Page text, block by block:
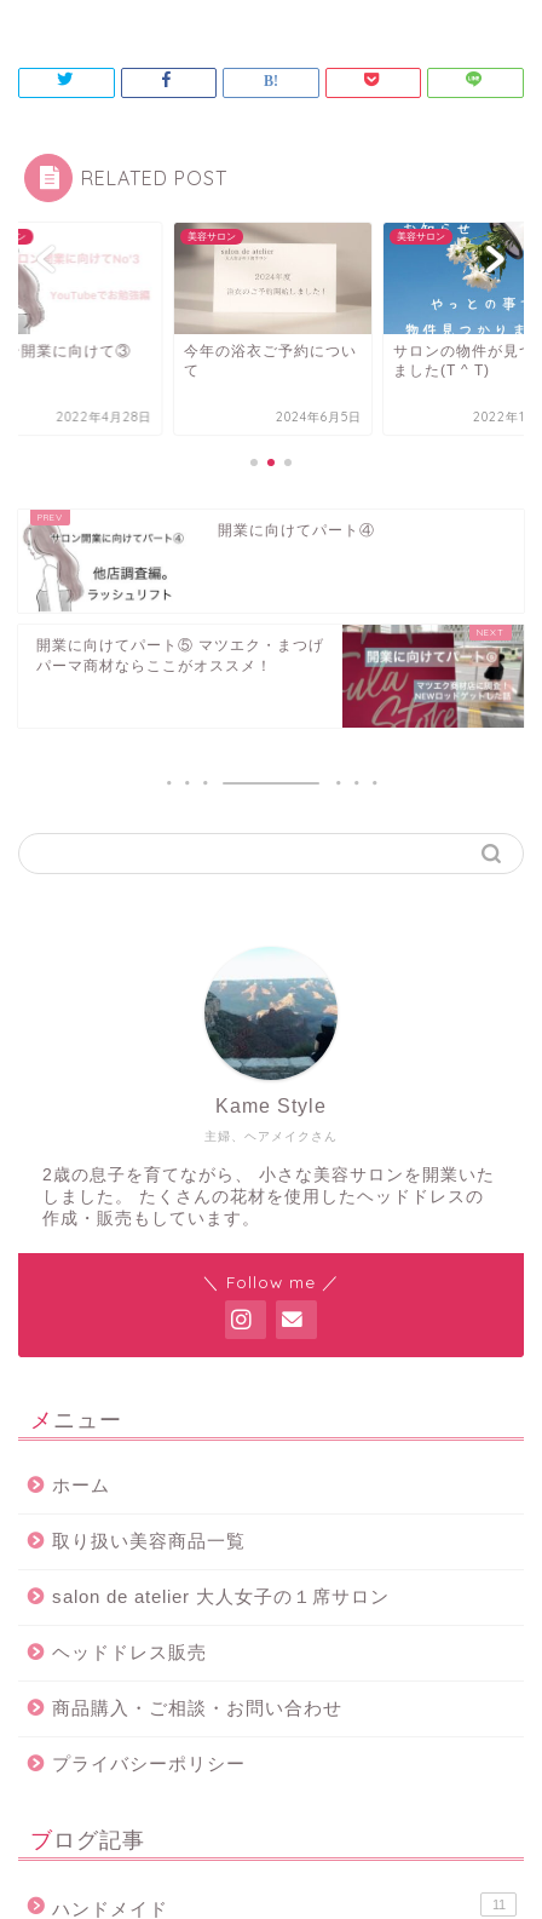
RELATED POST
ロン
ン開業に向けて③
2022年4月28日
美容サロン
今年の浴衣ご予約につい
て
2024年6月5日
美容サロン
サロンの物件が見つ
ました(T ^ T)
2022年11
開業に向けてパート④
開業に向けてパート⑤ マツエク・まつげ
パーマ商材ならここがオススメ！
主婦、ヘアメイクさん
Kame Style
2歳の息子を育てながら、 小さな美容サロンを開業いた
しました。 たくさんの花材を使用したヘッドドレスの
作成・販売もしています。
＼ Follow me ／
メニュー
ホーム
取り扱い美容商品一覧
salon de atelier 大人女子の１席サロン
ヘッドドレス販売
商品購入・ご相談・お問い合わせ
プライバシーポリシー
ブログ記事
ハンドメイド 11